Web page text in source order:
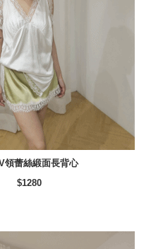
領蕾絲緞面長背心
$1280